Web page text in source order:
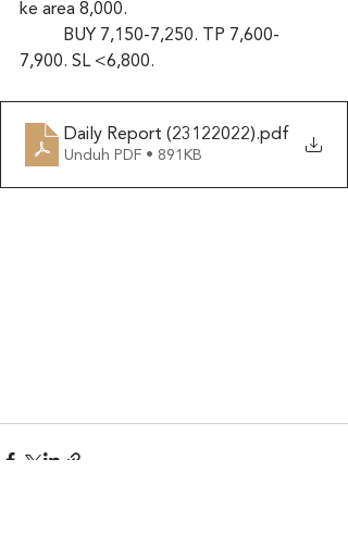
ke area 8,000.
7,900. SL <6,800.
Daily Report (23122022).pdf
Unduh PDF • 891KB